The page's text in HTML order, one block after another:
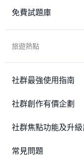
免費試題庫
旅遊熱點
社群最強使用指南
社群創作有價企劃
社群焦點功能及升級
常見問題